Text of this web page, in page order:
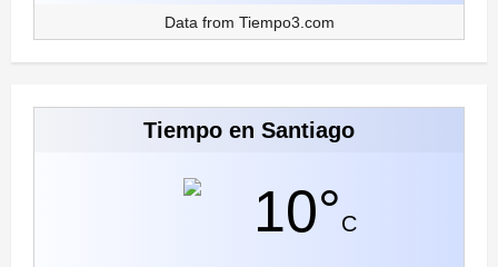
Data from Tiempo3.com
Tiempo en Santiago
10°C